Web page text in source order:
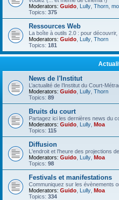
Moderators: Guido Lully Thorn
Topics: 375
Ressources Web
La boîte à outils 2.0 : pour découvrir,
Moderators: Guido Lully Thorn
Topics: 181
News de l'Institut
L’actualité de l’Institut du Court-
Moderators: Guido Lully Thorn
Topics: 89
Bruits du court
Partagez ici les dernières news du
Moderators: Guido Lully Moa
Topics: 115
Diffusion
L'endroit et l'heure des projections
Moderators: Guido Lully Moa
Topics: 98
Festivals et manifestations
Communiquez sur les évènements
Moderators: Guido Lully Moa
Topics: 334